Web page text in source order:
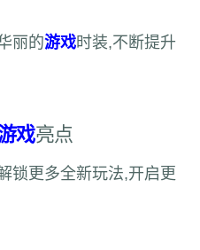
丽的游戏时装,不断提升
戏亮点
锁更多全新玩法,开启更